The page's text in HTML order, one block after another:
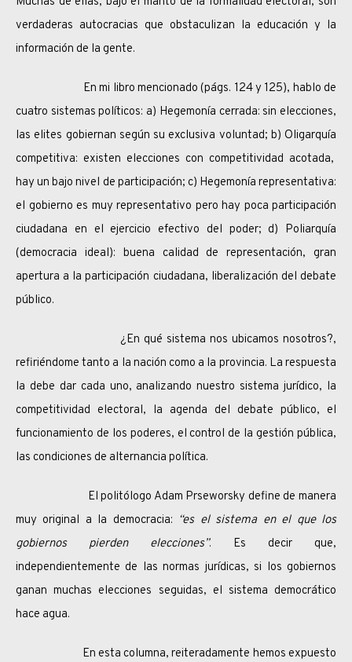
verdaderas autocracias que obstaculizan la educación y la
información de la gente.
En mi libro mencionado (págs. 124 y 125), hablo de
cuatro sistemas políticos: a) Hegemonía cerrada: sin elecciones,
las elites gobiernan según su exclusiva voluntad; b) Oligarquía
competitiva: existen elecciones con competitividad acotada,
hay un bajo nivel de participación; c) Hegemonía representativa:
el gobierno es muy representativo pero hay poca participación
ciudadana en el ejercicio efectivo del poder; d) Poliarquía
(democracia ideal): buena calidad de representación, gran
apertura a la participación ciudadana, liberalización del debate
público.
¿En qué sistema nos ubicamos nosotros?,
refiriéndome tanto a la nación como a la provincia. La respuesta
la debe dar cada uno, analizando nuestro sistema jurídico, la
competitividad electoral, la agenda del debate público, el
funcionamiento de los poderes, el control de la gestión pública,
las condiciones de alternancia política.
El politólogo Adam Prseworsky define de manera
muy original a la democracia: “es el sistema en el que los
gobiernos pierden elecciones”. Es decir que,
independientemente de las normas jurídicas, si los gobiernos
ganan muchas elecciones seguidas, el sistema democrático
hace agua.
En esta columna, reiteradamente hemos expuesto